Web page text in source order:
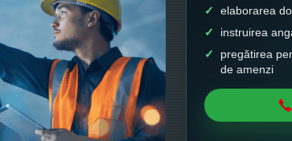
elaborarea
instruirea
pregătirea
de amenzi